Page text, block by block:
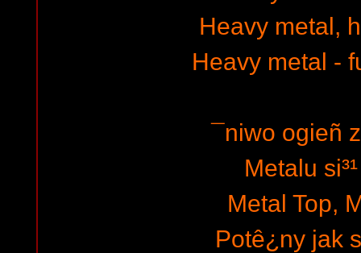
Heavy metal,
Heavy metal -
¯niwo ogieñ
Metalu
Metal Top,
Potê¿ny jak